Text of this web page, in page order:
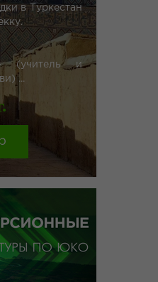
в Туркестан
(учитель и
...